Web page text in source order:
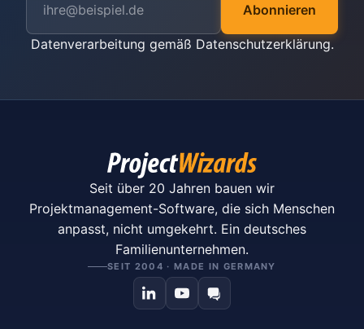
Abonnieren
Datenverarbeitung gemäß Datenschutzerklärung.
Seit über 20 Jahren bauen wir
Projektmanagement-Software, die sich Menschen
anpasst, nicht umgekehrt. Ein deutsches
Familienunternehmen.
SEIT 2004 · MADE IN GERMANY